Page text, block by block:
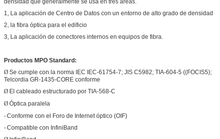
densidad que generalmente se usa en tres áreas.
1, La aplicación de Centro de Datos con un entorno de alto grado de densidad
2, la fibra óptica para el edificio
3, La aplicación de conectores internos en equipos de fibra.
Productos MPO Standard:
ØSe cumple con la norma IEC IEC-61754-7; JIS C5982; TIA-604-5 ((FOCIS5);
Telcordia GR-1435-CORE conforme
Ø El cableado estructurado por TIA-568-C
ØÓptica paralela
-Conforme con el Foro de Internet óptico (OIF)
-Compatible con InfiniBand